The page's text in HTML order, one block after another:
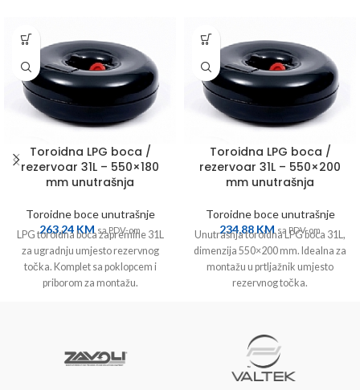
Toroidna LPG boca /
rezervoar 31L – 550×180
mm unutrašnja
Toroidne boce unutrašnje
263,24KM sa PDV-om
LPG toroidna boca zapremine 31L
za ugradnju umjesto rezervnog
točka. Komplet sa poklopcem i
priborom za montažu.
Toroidna LPG boca /
rezervoar 31L – 550×200
mm unutrašnja
Toroidne boce unutrašnje
234,88KM sa PDV-om
Unutrašnja toroidna LPG boca 31L,
dimenzija 550×200 mm. Idealna za
montažu u prtljažnik umjesto
rezervnog točka.